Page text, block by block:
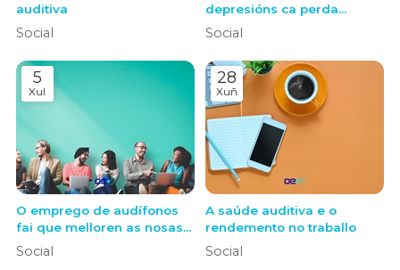
auditiva
Social
depresións ca perda
auditiva?
Social
5
Xul
O emprego de audífonos
fai que melloren as nosas
relacións sociais
Social
28
Xuñ
A saúde auditiva e o
rendemento no traballo
Social